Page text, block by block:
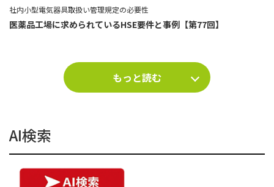
社内小型電気器具取扱い管理規定の必要性
医薬品工場に求められているHSE要件と事例【第77回】
もっと読む
AI検索